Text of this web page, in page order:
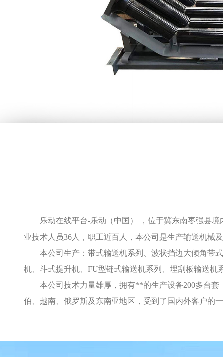
乐动在线平台-乐动（中国） ，位于冀东南枣强县
业技术人员36人，职工近百人，本公司是生产输送机械
本公司生产：带式输送机系列、波状挡边大倾角带
机、斗式提升机、FU型链式输送机系列、埋刮板输送
本公司技术力量雄厚，拥有**的生产设备200多台
伯、越南、俄罗斯及东南亚地区，受到了国内外客户的